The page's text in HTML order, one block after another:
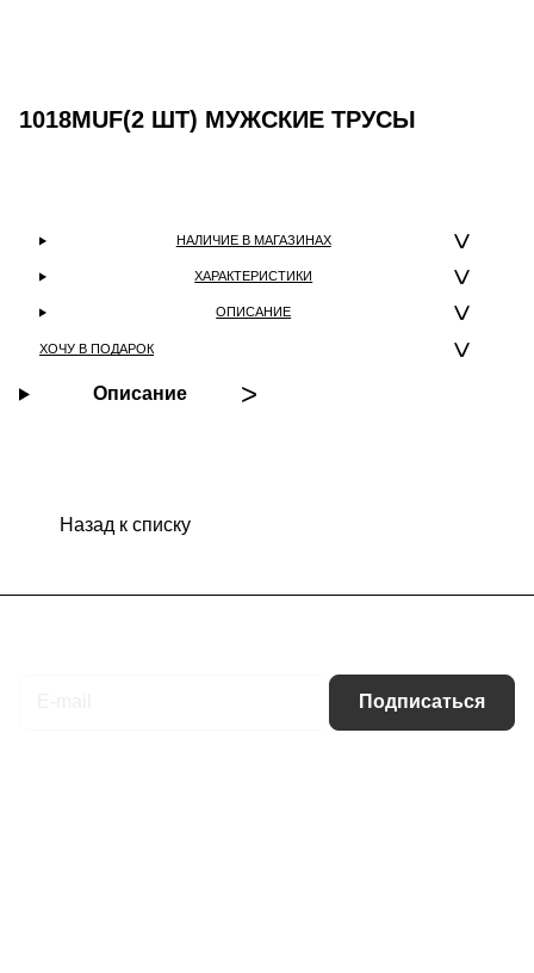
1018MUF(2 ШТ) МУЖСКИЕ ТРУСЫ
НАЛИЧИЕ В МАГАЗИНАХ
ХАРАКТЕРИСТИКИ
ОПИСАНИЕ
ХОЧУ В ПОДАРОК
Описание
Назад к списку
Подписаться